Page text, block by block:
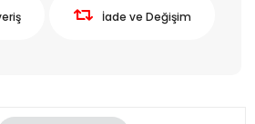
İade ve Değişim